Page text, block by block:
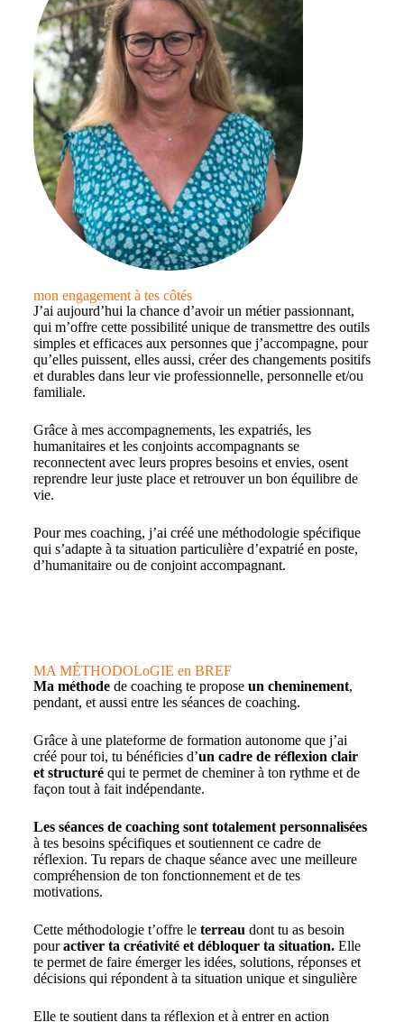
mon engagement à tes côtés
J’ai aujourd’hui la chance d’avoir un métier passionnant,
qui m’offre cette possibilité unique de transmettre des outils
simples et efficaces aux personnes que j’accompagne, pour
qu’elles puissent, elles aussi, créer des changements positifs
et durables dans leur vie professionnelle, personnelle et/ou
familiale.
Grâce à mes accompagnements, les expatriés, les
humanitaires et les conjoints accompagnants se
reconnectent avec leurs propres besoins et envies, osent
reprendre leur juste place et retrouver un bon équilibre de
vie.
Pour mes coaching, j’ai créé une méthodologie spécifique
qui s’adapte à ta situation particulière d’expatrié en poste,
d’humanitaire ou de conjoint accompagnant.
MA MÉTHODOLoGIE en BREF
Ma méthode de coaching te proposeun cheminement,
pendant, et aussi entre les séances de coaching.
Grâce à une plateforme de formation autonome que j’ai
créé pour toi, tu bénéficies d’un cadre de réflexion clair
et structuré qui te permet de cheminer à ton rythme et de
façon tout à fait indépendante.
Les séances de coaching sont totalement personnalisées
à tes besoins spécifiques et soutiennent ce cadre de
réflexion. Tu repars de chaque séance avec une meilleure
compréhension de ton fonctionnement et de tes
motivations.
Cette méthodologie t’offre le terreau dont tu as besoin
pouractiver ta créativité et débloquer ta situation.Elle
te permet de faire émerger les idées, solutions, réponses et
décisions qui répondent à ta situation unique et singulière
Elle te soutient dans ta réflexion et à entrer en action